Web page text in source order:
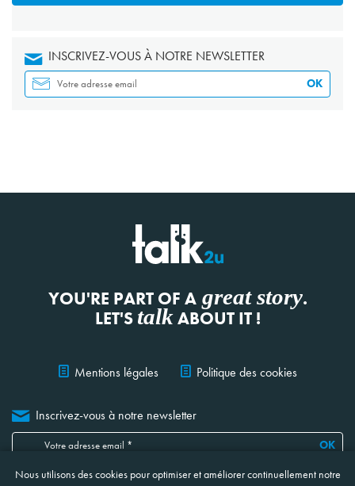
INSCRIVEZ-VOUS À NOTRE NEWSLETTER
OK
YOU'RE PART OF Agreat story.
LET'S talkABOUT IT !
Mentions légales Politique des cookies
Inscrivez-vous à notre newsletter
Je confirme avoir lu, compris et acceptéles informations ci-jointes
OK
Nous utilisons des cookies pour optimiser et améliorer continuellement notre